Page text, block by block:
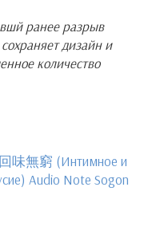
ранее разрыв
дизайн и
количество
味無窮 (Интимное и
Audio Note Sogon